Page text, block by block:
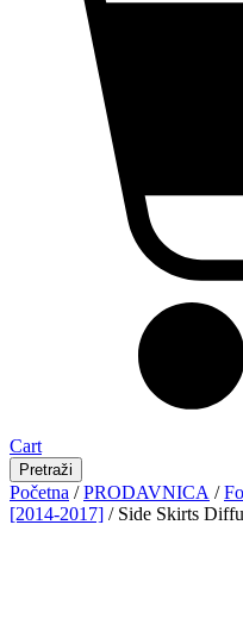
Cart
Pretraži
Početna /PRODAVNICA /
[2014-2017] / Side Skirts